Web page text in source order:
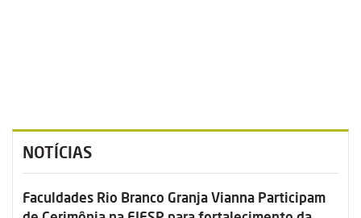
NOTÍCIAS
Faculdades Rio Branco Granja Vianna Participam